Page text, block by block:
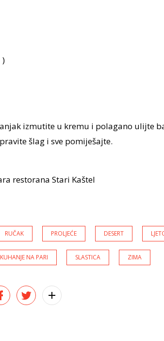
izmutite u kremu i polagano ulijte
šlag i sve pomiješajte.
restorana Stari Kaštel
RUČAK PROLJEĆE DESERT
KUHANJE NA PARI SLASTICA ZIMA